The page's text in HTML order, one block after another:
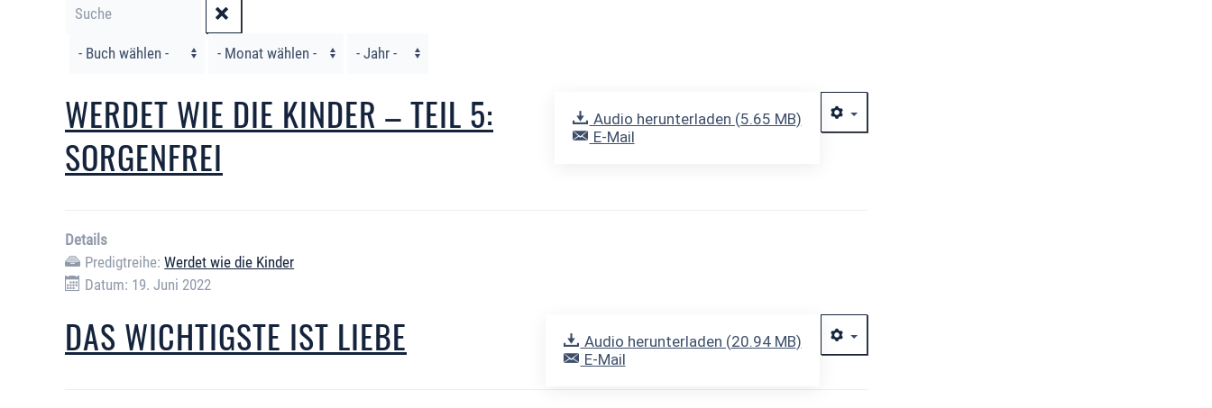
Filter
Audio herunterladen (5.65 MB)
E-Mail
WERDET WIE DIE KINDER – TEIL 5:
SORGENFREI
Details
Predigtreihe:Werdet wie die Kinder
Datum: 19. Juni 2022
Audio herunterladen (20.94 MB)
E-Mail
DAS WICHTIGSTE IST LIEBE